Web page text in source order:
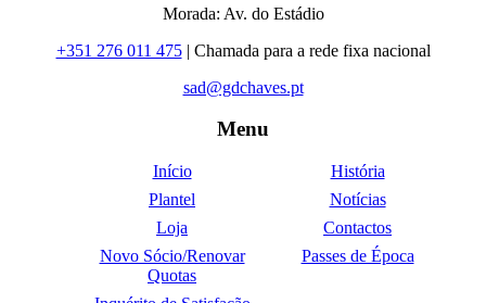
Morada: Av. do Estádio
+351 276 011 475| Chamada para a rede fixa nacional
sad@gdchaves.pt
Menu
Início
História
Plantel
Notícias
Loja
Contactos
Novo Sócio/Renovar
Quotas
Passes de Época